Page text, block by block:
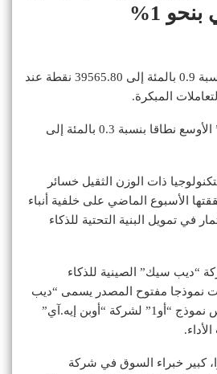
1%
” بنسبة 0.9 بالمئة إلى 39565.80 نقطة عند
المبكرة.
وارتفع المؤشر “توبكس” الأوسع نطاقا بنسبة 0.3 بالمئة إلى
وتكبدت أسهم شركات التكنولوجيا‭ ‬ذات الوزن الثقيل خسائر
الأسبوع الماضي على خلفية أنباء
في تمويل البنية التحتية للذكاء
“ديب سيك” الصينية للذكاء
نموذجا مفتوح المصدر يسمى “ديب
سيك-آر1” يقال إنه ينافس نموذج “أو1” لشركة “أوبن إيه.آي”
كبير خبراء السوق في شركة